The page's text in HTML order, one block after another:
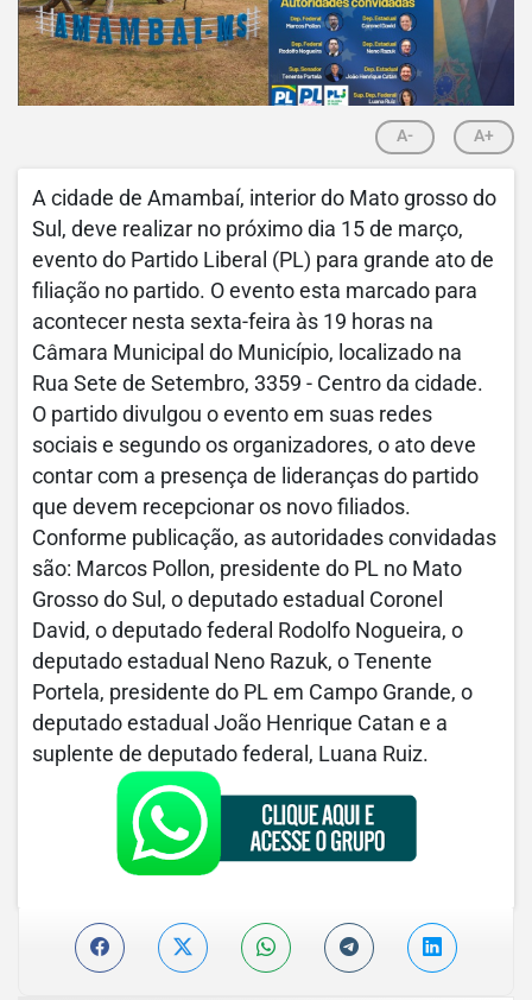
A- A+
A cidade de Amambaí, interior do Mato grosso do
Sul, deve realizar no próximo dia 15 de março,
evento do Partido Liberal (PL) para grande ato de
filiação no partido. O evento esta marcado para
acontecer nesta sexta-feira às 19 horas na
Câmara Municipal do Município, localizado na
Rua Sete de Setembro, 3359 - Centro da cidade.
O partido divulgou o evento em suas redes
sociais e segundo os organizadores, o ato deve
contar com a presença de lideranças do partido
que devem recepcionar os novo filiados.
Conforme publicação, as autoridades convidadas
são: Marcos Pollon, presidente do PL no Mato
Grosso do Sul, o deputado estadual Coronel
David, o deputado federal Rodolfo Nogueira, o
deputado estadual Neno Razuk, o Tenente
Portela, presidente do PL em Campo Grande, o
deputado estadual João Henrique Catan e a
suplente de deputado federal, Luana Ruiz.